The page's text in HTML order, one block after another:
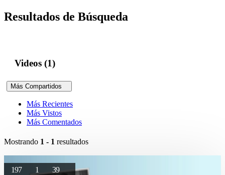
Resultados de Búsqueda
Videos (1)
Más Compartidos
Más Recientes
Más Vistos
Más Comentados
Mostrando 1 - 1 resultados
197 1 39